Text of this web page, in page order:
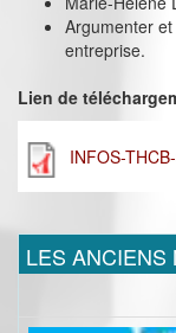
Argumenter
entreprise.
Lien de
INFOS-
LES ANCIENS